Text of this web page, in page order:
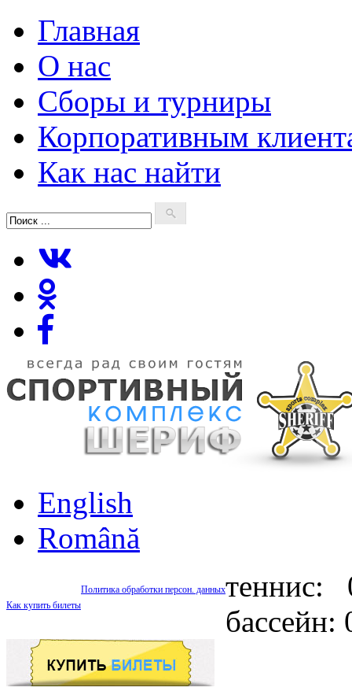
Главная
О нас
Сборы и турниры
Корпоративным
Как нас найти
English
Română
Политика обработки персон. данных
Как купить билеты
теннис: